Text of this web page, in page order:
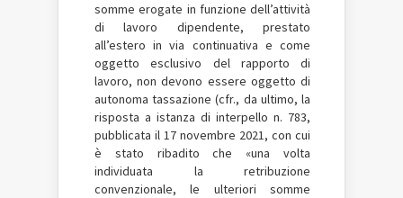
somme erogate in funzione dell’attività
di lavoro dipendente, prestato
all’estero in via continuativa e come
oggetto esclusivo del rapporto di
lavoro, non devono essere oggetto di
autonoma tassazione (cfr., da ultimo, la
risposta a istanza di interpello n. 783,
pubblicata il 17 novembre 2021, con cui
è stato ribadito che «una volta
individuata la retribuzione
convenzionale, le ulteriori somme